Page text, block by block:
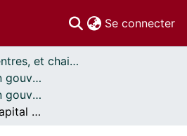
Se connecter
Instituts, centres, et chaires de recherche // Research Institutes, Centres, and Chairs
Centre d'études en gouvernance // Centre on Governance
Centre d'études en gouvernance - Publications // Centre on Governance - Publications
SE POINTER : Le capital social et le capital culturel dans la vie de tous les jours